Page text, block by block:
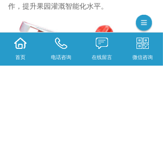
作，提升果园灌溉智能化水平。
首页 电话咨询 在线留言 微信咨询